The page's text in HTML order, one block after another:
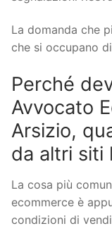
La domanda che
che si occupano
Perché
Avvocato
Arsizio,
da altri siti
La cosa più
ecommerce è
condizioni di